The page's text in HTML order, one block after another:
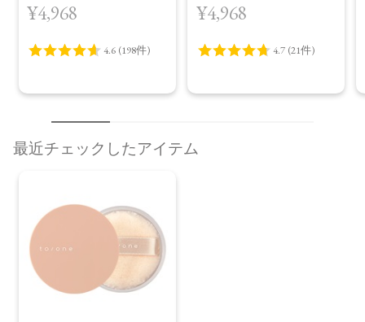
¥4,968
プラス＜限定品＞
¥4,968
最近チェックしたアイテム